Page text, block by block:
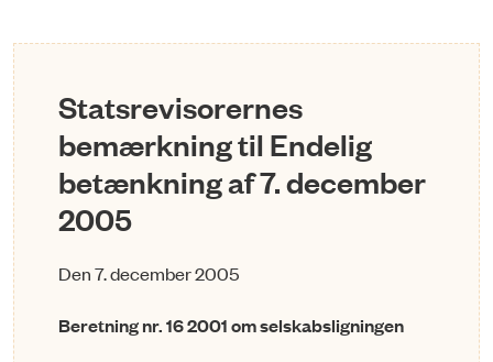
Statsrevisorernes
bemærkning til Endelig
betænkning af 7. december
2005
Den 7. december 2005
Beretning nr. 16 2001 om selskabsligningen